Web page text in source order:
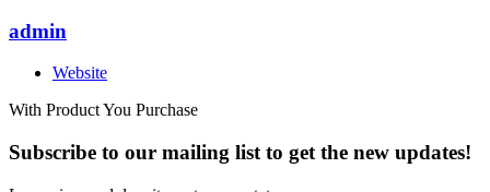
admin
Website
With Product You Purchase
Subscribe to our mailing list to get the new updates!